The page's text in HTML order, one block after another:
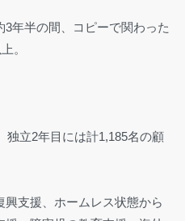
年半の間、コピーで関わった
。
独立2年目には計1,185名の顧
支援、ホームレス状態から